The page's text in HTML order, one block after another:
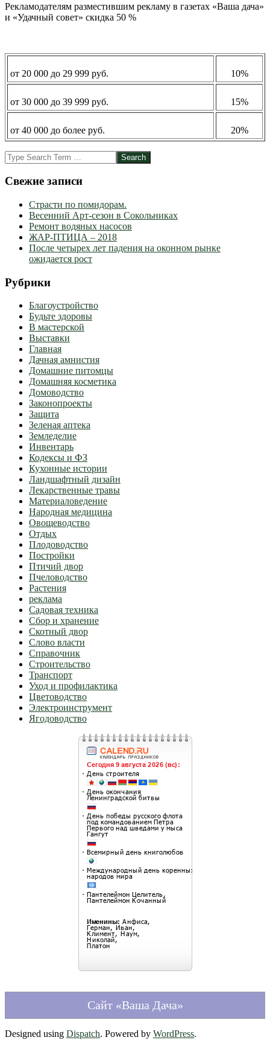
Рекламодателям разместившим рекламу в газетах «Ваша дача»
и «Удачный совет» скидка 50 %
от 20 000 до 29 999 руб. 10%
от 30 000 до 39 999 руб. 15%
от 40 000 до более руб. 20%
2012-
10-
03
Search
Свежие записи
Страсти по помидорам.
Весенний Арт-сезон в Сокольниках
Ремонт водяных насосов
ЖАР-ПТИЦА – 2018
После четырех лет падения на оконном рынке
ожидается рост
Рубрики
Благоустройство
Будьте здоровы
В мастерской
Выставки
Главная
Дачная амнистия
Домашние питомцы
Домашняя косметика
Домоводство
Законопроекты
Защита
Зеленая аптека
Земледелие
Инвентарь
Кодексы и ФЗ
Кухонные истории
Ландшафтный дизайн
Лекарственные травы
Материаловедение
Народная медицина
Овощеводство
Отдых
Плодоводство
Постройки
Птичий двор
Пчеловодство
Растения
реклама
Садовая техника
Сбор и хранение
Скотный двор
Слово власти
Справочник
Строительство
Транспорт
Уход и профилактика
Цветоводство
Электроинструмент
Ягодоводство
Сайт «Ваша Дача»
Designed using Dispatch. Powered by WordPress.